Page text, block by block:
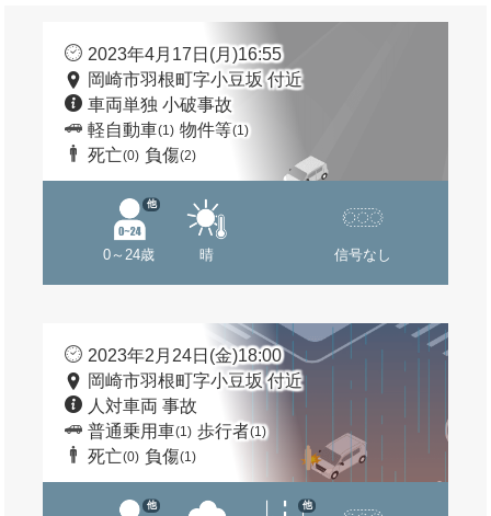
2023年4月17日(月)16:55
岡崎市羽根町字小豆坂 付近
車両単独 小破事故
軽自動車(1) 物件等(1)
死亡(0) 負傷(2)
0～24歳
他
晴 信号なし
2023年2月24日(金)18:00
岡崎市羽根町字小豆坂 付近
人対車両 事故
普通乗用車(1) 歩行者(1)
死亡(0) 負傷(1)
他 他